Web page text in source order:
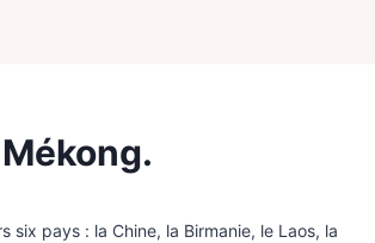
six pays : la Chine, la Birmanie, le Laos, la